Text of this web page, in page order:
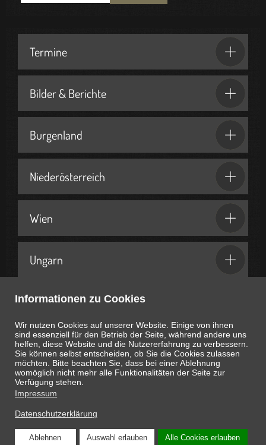
Informationen zu Cookies
Wir nutzen Cookies auf unserer Website. Einige von ihnen
sind essenziell für den Betrieb der Seite, während andere uns
helfen, diese Website und die Nutzererfahrung zu verbessern.
Sie können selbst entscheiden, ob Sie die Cookies zulassen
möchten. Bitte beachten Sie, dass bei einer Ablehnung
womöglich nicht mehr alle Funktionalitäten der Seite zur
Verfügung stehen.
Impressum
Datenschutzerklärung
Ablehnen Auswahl erlauben Alle Cookies erlauben
Termine
Bilder & Berichte
Burgenland
Niederösterreich
Wien
Ungarn
Geschenkideen & Partner
Heute istAugust 7, 2026 04:27:00Uhr